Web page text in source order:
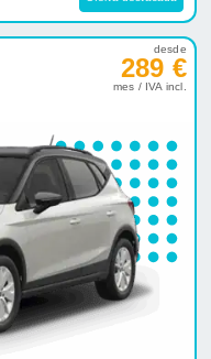
desde
289 €
mes / IVA incl.